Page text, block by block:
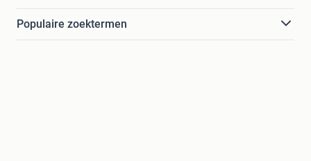
Populaire zoektermen